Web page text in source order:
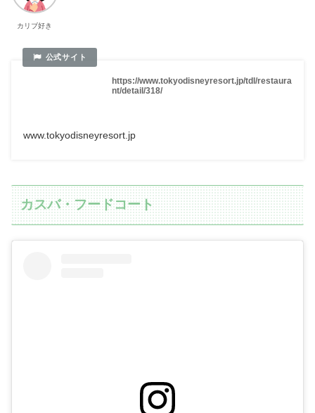
カリブ好き
https://www.tokyodisneyresort.jp/tdl/restaura
nt/detail/318/
www.tokyodisneyresort.jp
カスバ・フードコート